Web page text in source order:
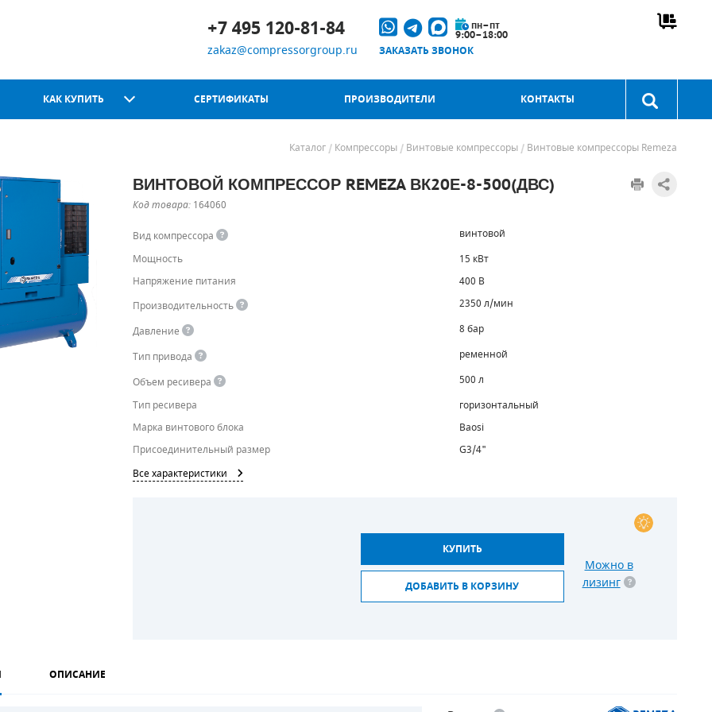
+7 495 120-81-84
zakaz@compressorgroup.ru
пн–пт
9:00–18:00
ЗАКАЗАТЬ ЗВОНОК
КАК КУПИТЬ СЕРТИФИКАТЫ ПРОИЗВОДИТЕЛИ КОНТАКТЫ
Каталог Компрессоры Винтовые компрессоры Винтовые компрессоры Remeza
ВИНТОВОЙ КОМПРЕССОР REMEZA ВК20Е-8-500(ДВС)
Код товара: 164060
Вид компрессора
винтовой
Мощность
15 кВт
Напряжение питания
400 В
Производительность
2350 л/мин
Давление
8 бар
Тип привода
ременной
Объем ресивера
500 л
Тип ресивера
горизонтальный
Марка винтового блока
Baosi
Присоединительный размер
G3/4"
Все характеристики
КУПИТЬ
ДОБАВИТЬ В КОРЗИНУ
Можно в
лизинг
ОПИСАНИЕ